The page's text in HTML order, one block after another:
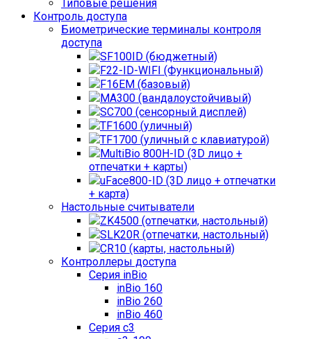
Типовые решения
Контроль доступа
Биометрические терминалы контроля
доступа
SF100ID (бюджетный)
F22-ID-WIFI (Функциональный)
F16EM (базовый)
MA300 (вандалоустойчивый)
SC700 (сенсорный дисплей)
TF1600 (уличный)
TF1700 (уличный с клавиатурой)
MultiBio 800H-ID (3D лицо +
отпечатки + карты)
uFace800-ID (3D лицо + отпечатки
+ карта)
Настольные считыватели
ZK4500 (отпечатки, настольный)
SLK20R (отпечатки, настольный)
CR10 (карты, настольный)
Контроллеры доступа
Серия inBio
inBio 160
inBio 260
inBio 460
Серия c3